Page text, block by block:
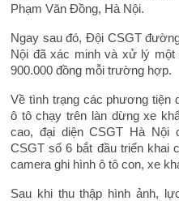
Phạm Văn Đồng, Hà Nội.
Ngay sau đó, Đội CSGT
Nội đã xác minh và xử lý
900.000 đồng mỗi trường hợp.
Về tình trạng các phương tiện
ô tô chạy trên làn dừng xe
cao, đại diện CSGT Hà Nội
CSGT số 6 bắt đầu triển khai
camera ghi hình ô tô con, xe
Sau khi thu thập hình ảnh,